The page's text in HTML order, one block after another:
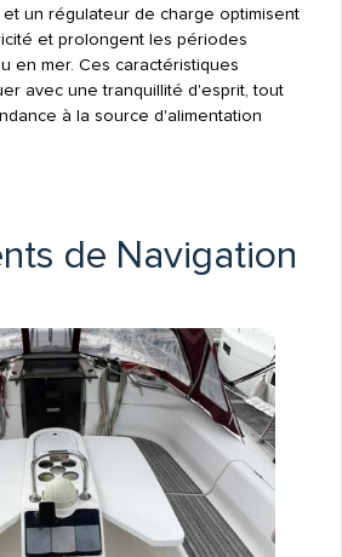
un régulateur de charge optimisent
et prolongent les périodes
en mer. Ces caractéristiques
avec une tranquillité d'esprit, tout
à la source d'alimentation
de Navigation